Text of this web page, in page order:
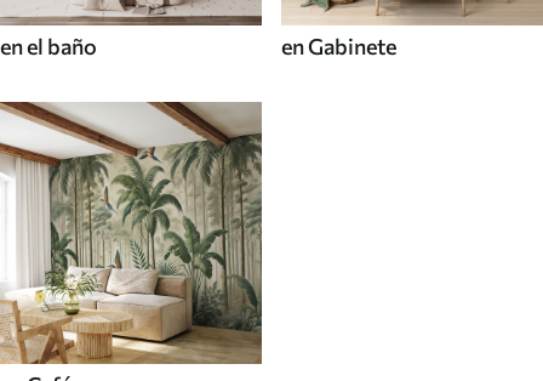
en el baño en Gabinete